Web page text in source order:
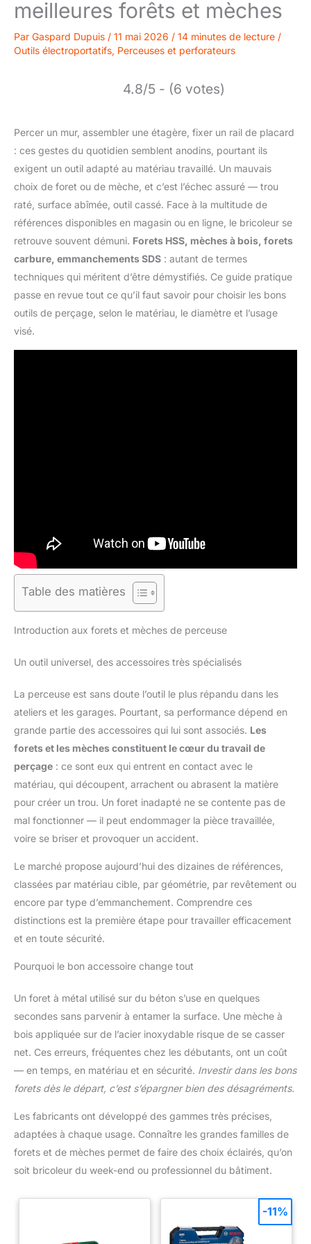
meilleures forêts et mèches
Par Gaspard Dupuis / 11 mai 2026 / 14 minutes de lecture /
Outils électroportatifs, Perceuses et perforateurs
4.8/5 - (6 votes)
Percer un mur, assembler une étagère, fixer un rail de placard
: ces gestes du quotidien semblent anodins, pourtant ils
exigent un outil adapté au matériau travaillé. Un mauvais
choix de foret ou de mèche, et c’est l’échec assuré — trou
raté, surface abîmée, outil cassé. Face à la multitude de
références disponibles en magasin ou en ligne, le bricoleur se
retrouve souvent démuni. Forets HSS, mèches à bois, forets
carbure, emmanchements SDS : autant de termes
techniques qui méritent d’être démystifiés. Ce guide pratique
passe en revue tout ce qu’il faut savoir pour choisir les bons
outils de perçage, selon le matériau, le diamètre et l’usage
visé.
Table des matières
Introduction aux forets et mèches de perceuse
Un outil universel, des accessoires très spécialisés
La perceuse est sans doute l’outil le plus répandu dans les
ateliers et les garages. Pourtant, sa performance dépend en
grande partie des accessoires qui lui sont associés. Les
forets et les mèches constituent le cœur du travail de
perçage : ce sont eux qui entrent en contact avec le
matériau, qui découpent, arrachent ou abrasent la matière
pour créer un trou. Un foret inadapté ne se contente pas de
mal fonctionner — il peut endommager la pièce travaillée,
voire se briser et provoquer un accident.
Le marché propose aujourd’hui des dizaines de références,
classées par matériau cible, par géométrie, par revêtement ou
encore par type d’emmanchement. Comprendre ces
distinctions est la première étape pour travailler efficacement
et en toute sécurité.
Pourquoi le bon accessoire change tout
Un foret à métal utilisé sur du béton s’use en quelques
secondes sans parvenir à entamer la surface. Une mèche à
bois appliquée sur de l’acier inoxydable risque de se casser
net. Ces erreurs, fréquentes chez les débutants, ont un coût
— en temps, en matériau et en sécurité. Investir dans les bons
forets dès le départ, c’est s’épargner bien des désagréments.
Les fabricants ont développé des gammes très précises,
adaptées à chaque usage. Connaître les grandes familles de
forets et de mèches permet de faire des choix éclairés, qu’on
soit bricoleur du week-end ou professionnel du bâtiment.
-11%